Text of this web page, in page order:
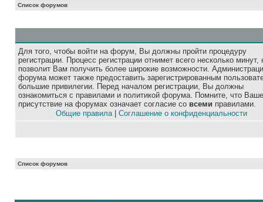
Список форумов
Для того, чтобы войти на форум, Вы должны пройти процедуру
регистрации. Процесс регистрации отнимет всего несколько минут,
позволит Вам получить более широкие возможности.
форума может также предоставить зарегистрированным
большие привилегии. Перед началом регистрации, Вы должны
ознакомиться с правилами и политикой форума. Помните, что Ваше
присутствие на форумах означает согласие со всеми правилами.
Общие правила| Соглашение о конфиденциальности
Список форумов